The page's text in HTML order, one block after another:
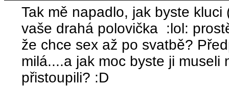
Tak mě napadlo, jak byste
vaše drahá polovička :lol:
že chce sex až po svatbě?
milá....a jak moc byste ji museli
přistoupili? :D